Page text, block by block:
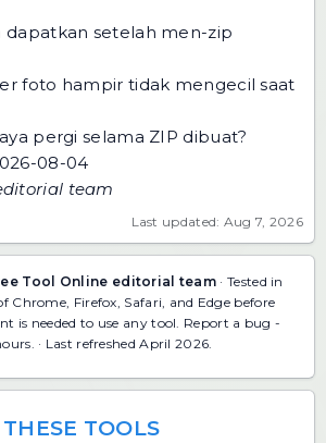
dapatkan setelah men-zip
foto hampir tidak mengecil saat
pergi selama ZIP dibuat?
08-04
team
Last updated: Aug 7, 2026
Tool Online editorial team · Tested in
Chrome, Firefox, Safari, and Edge before
is needed to use any tool. Report a bug -
· Last refreshed April 2026.
TOOLS